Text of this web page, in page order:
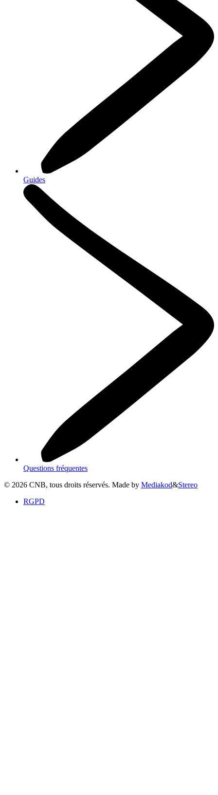
Guides
Questions fréquentes
© 2026 CNB, tous droits réservés. Made by Mediakod&Stereo
RGPD